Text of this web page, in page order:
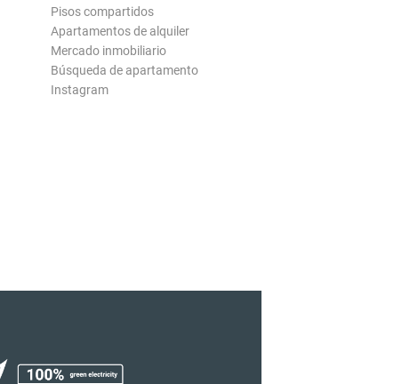
Pisos compartidos
Apartamentos de alquiler
Mercado inmobiliario
Búsqueda de apartamento
Instagram